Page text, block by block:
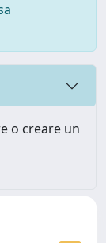
o creare un